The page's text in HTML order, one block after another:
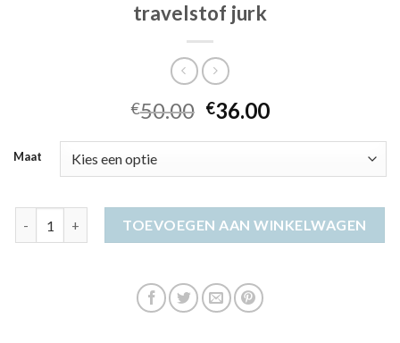
travelstof jurk
€50.00 €36.00
Maat
TOEVOEGEN AAN WINKELWAGEN